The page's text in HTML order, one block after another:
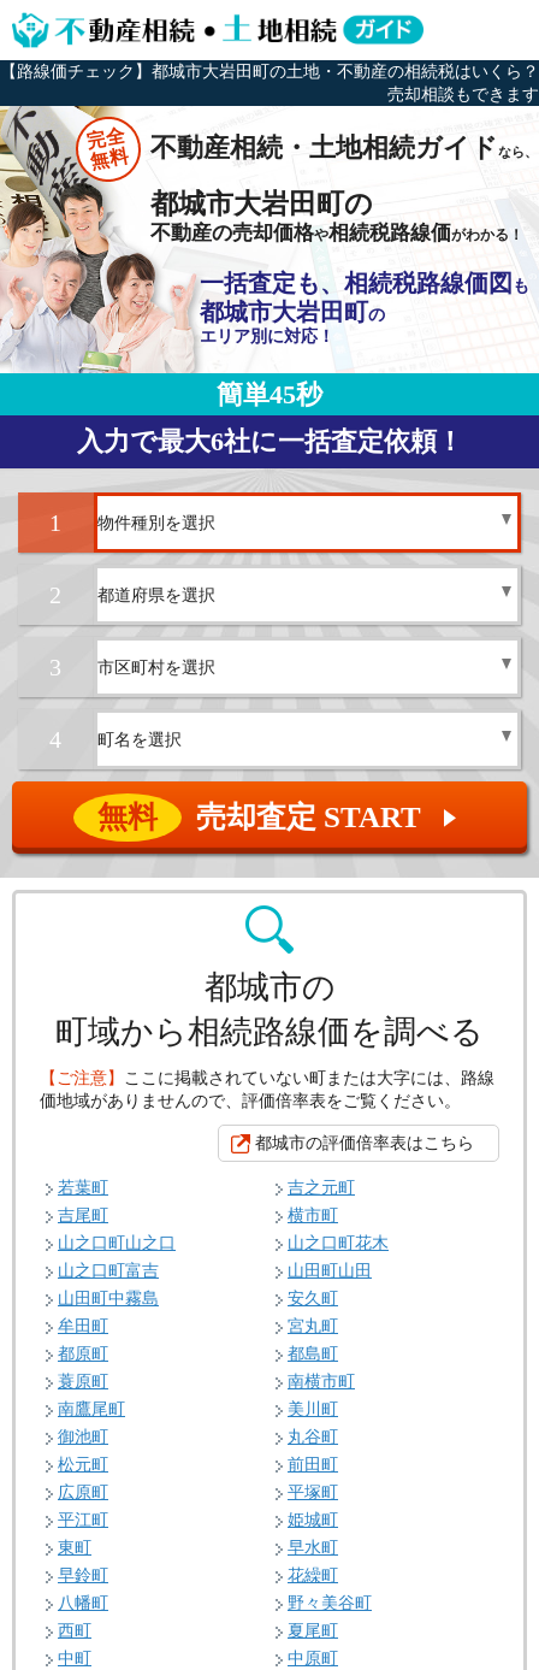
【路線価チェック】都城市大岩田町の土地・不動産の相続税はいくら？
売却相談もできます
完全
無料 不動産相続・土地相続ガイドなら、
都城市大岩田町の
不動産の売却価格や相続税路線価がわかる！
一括査定も、相続税路線価図 も
都城市大岩田町の
エリア別に対応！
簡単45秒
入力で最大6社に一括査定依頼！
1
2
3
4
無料 売却査定 START ▲
都城市の
町域から相続路線価を調べる
【ご注意】 ここに掲載されていない町または大字には、路線
価地域がありませんので、評価倍率表をご覧ください。
都城市の評価倍率表はこちら
若葉町
吉之元町
吉尾町
横市町
山之口町山之口
山之口町花木
山之口町富吉
山田町山田
山田町中霧島
安久町
牟田町
宮丸町
都原町
都島町
蓑原町
南横市町
南鷹尾町
美川町
御池町
丸谷町
松元町
前田町
広原町
平塚町
平江町
姫城町
東町
早水町
早鈴町
花繰町
八幡町
野々美谷町
西町
夏尾町
中町
中原町